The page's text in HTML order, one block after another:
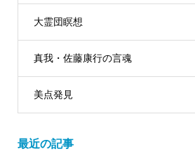
大霊団瞑想
真我・佐藤康行の言魂
美点発見
最近の記事